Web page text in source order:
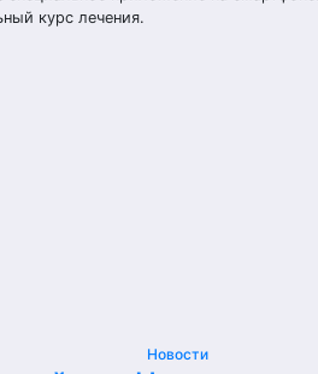
курс лечения.
Новости